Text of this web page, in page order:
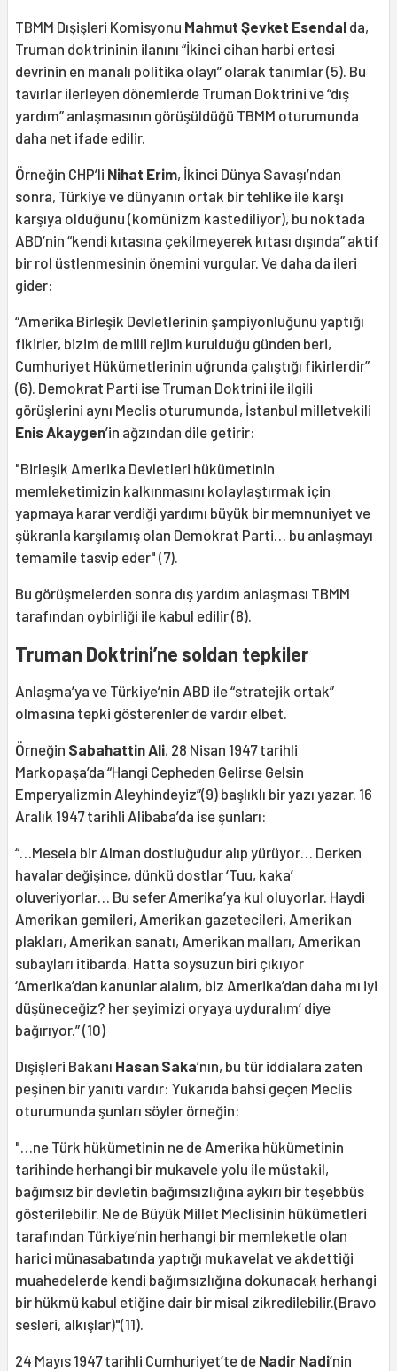
TBMM Dışişleri Komisyonu Mahmut Şevket Esendal da,
Truman doktrininin ilanını “İkinci cihan harbi ertesi
devrinin en manalı politika olayı” olarak tanımlar (5). Bu
tavırlar ilerleyen dönemlerde Truman Doktrini ve “dış
yardım” anlaşmasının görüşüldüğü TBMM oturumunda
daha net ifade edilir.
Örneğin CHP’li Nihat Erim, İkinci Dünya Savaşı’ndan
sonra, Türkiye ve dünyanın ortak bir tehlike ile karşı
karşıya olduğunu (komünizm kastediliyor), bu noktada
ABD’nin “kendi kıtasına çekilmeyerek kıtası dışında” aktif
bir rol üstlenmesinin önemini vurgular. Ve daha da ileri
gider:
“Amerika Birleşik Devletlerinin şampiyonluğunu yaptığı
fikirler, bizim de milli rejim kurulduğu günden beri,
Cumhuriyet Hükümetlerinin uğrunda çalıştığı fikirlerdir”
(6). Demokrat Parti ise Truman Doktrini ile ilgili
görüşlerini aynı Meclis oturumunda, İstanbul milletvekili
Enis Akaygen’in ağzından dile getirir:
"Birleşik Amerika Devletleri hükümetinin
memleketimizin kalkınmasını kolaylaştırmak için
yapmaya karar verdiği yardımı büyük bir memnuniyet ve
şükranla karşılamış olan Demokrat Parti… bu anlaşmayı
temamile tasvip eder" (7).
Bu görüşmelerden sonra dış yardım anlaşması TBMM
tarafından oybirliği ile kabul edilir (8).
Truman Doktrini’ne soldan tepkiler
Anlaşma’ya ve Türkiye’nin ABD ile “stratejik ortak”
olmasına tepki gösterenler de vardır elbet.
Örneğin Sabahattin Ali, 28 Nisan 1947 tarihli
Markopaşa’da “Hangi Cepheden Gelirse Gelsin
Emperyalizmin Aleyhindeyiz”(9) başlıklı bir yazı yazar. 16
Aralık 1947 tarihli Alibaba’da ise şunları:
“…Mesela bir Alman dostluğudur alıp yürüyor… Derken
havalar değişince, dünkü dostlar ‘Tuu, kaka’
oluveriyorlar… Bu sefer Amerika’ya kul oluyorlar. Haydi
Amerikan gemileri, Amerikan gazetecileri, Amerikan
plakları, Amerikan sanatı, Amerikan malları, Amerikan
subayları itibarda. Hatta soysuzun biri çıkıyor
‘Amerika’dan kanunlar alalım, biz Amerika’dan daha mı iyi
düşüneceğiz? her şeyimizi oryaya uyduralım’ diye
bağırıyor.” (10)
Dışişleri Bakanı Hasan Saka’nın, bu tür iddialara zaten
peşinen bir yanıtı vardır: Yukarıda bahsi geçen Meclis
oturumunda şunları söyler örneğin:
"…ne Türk hükümetinin ne de Amerika hükümetinin
tarihinde herhangi bir mukavele yolu ile müstakil,
bağımsız bir devletin bağımsızlığına aykırı bir teşebbüs
gösterilebilir. Ne de Büyük Millet Meclisinin hükümetleri
tarafından Türkiye’nin herhangi bir memleketle olan
harici münasabatında yaptığı mukavelat ve akdettiği
muahedelerde kendi bağımsızlığına dokunacak herhangi
bir hükmü kabul etiğine dair bir misal zikredilebilir.(Bravo
sesleri, alkışlar)"(11).
24 Mayıs 1947 tarihli Cumhuriyet’te de Nadir Nadi’nin